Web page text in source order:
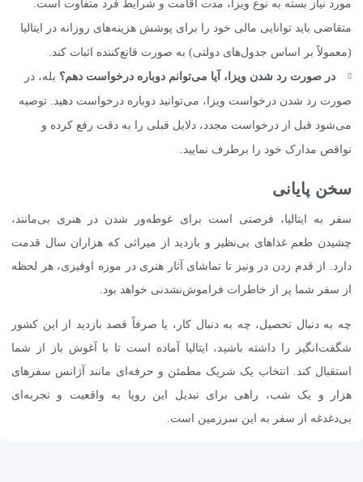
مورد نیاز بسته به نوع ویزا، مدت اقامت و شرایط فرد متفاوت است.
متقاضی باید توانایی مالی خود را برای پوشش هزینه‌های روزانه در ایتالیا
(معمولاً بر اساس جدول‌های دولتی) به صورت قانع‌کننده اثبات کند.
در صورت رد شدن ویزا، آیا می‌توانم دوباره درخواست دهم؟ بله، در
صورت رد شدن درخواست ویزا، می‌توانید دوباره درخواست دهید. توصیه
می‌شود قبل از درخواست مجدد، دلایل قبلی را به دقت رفع کرده و
نواقص مدارک خود را برطرف نمایید.
سخن پایانی
سفر به ایتالیا، فرصتی است برای غوطه‌ور شدن در هنری بی‌مانند،
چشیدن طعم غذاهای بی‌نظیر و بازدید از میراثی که هزاران سال قدمت
دارد. از قدم زدن در ونیز تا تماشای آثار هنری در موزه اوفیزی، هر لحظه
از سفر شما پر از خاطرات فراموش‌نشدنی خواهد بود.
چه به دنبال تحصیل، چه به دنبال کار، یا صرفاً قصد بازدید از این کشور
شگفت‌انگیز را داشته باشید، ایتالیا آماده است تا با آغوش باز از شما
استقبال کند. انتخاب یک شریک مطمئن و حرفه‌ای مانند آژانس سفرهای
هزار و یک شب، راهی برای تبدیل این رویا به واقعیت و تجربه‌ای
بی‌دغدغه از سفر به این سرزمین است.